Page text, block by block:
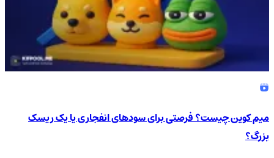
میم کوین چیست؟ فرصتی برای سودهای انفجاری یا یک ریسک
بزرگ؟